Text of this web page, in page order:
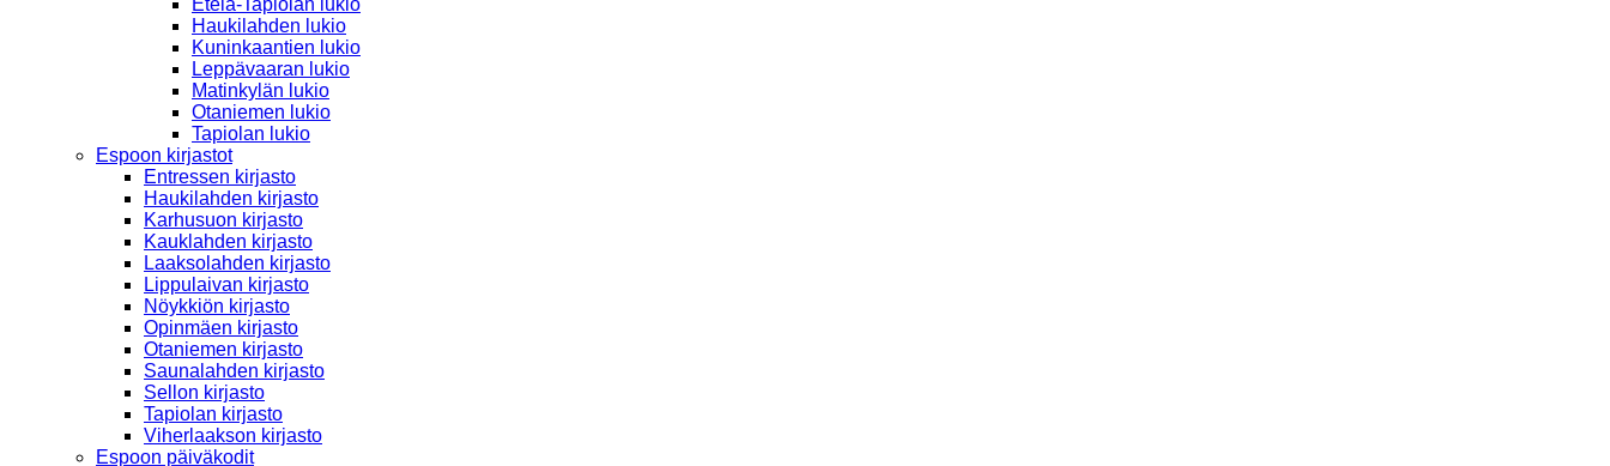
Haukilahden lukio
Kuninkaantien lukio
Leppävaaran lukio
Matinkylän lukio
Otaniemen lukio
Tapiolan lukio
Espoon kirjastot
Entressen kirjasto
Haukilahden kirjasto
Karhusuon kirjasto
Kauklahden kirjasto
Laaksolahden kirjasto
Lippulaivan kirjasto
Nöykkiön kirjasto
Opinmäen kirjasto
Otaniemen kirjasto
Saunalahden kirjasto
Sellon kirjasto
Tapiolan kirjasto
Viherlaakson kirjasto
Espoon päiväkodit